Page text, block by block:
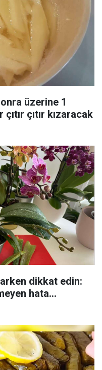
üzerine 1
çıtır kızaracak
dikkat edin:
hata...